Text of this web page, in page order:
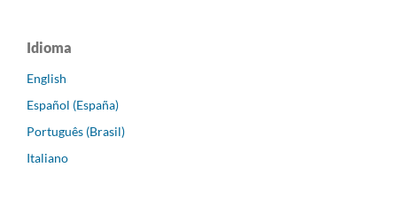
Idioma
English
Español (España)
Português (Brasil)
Italiano